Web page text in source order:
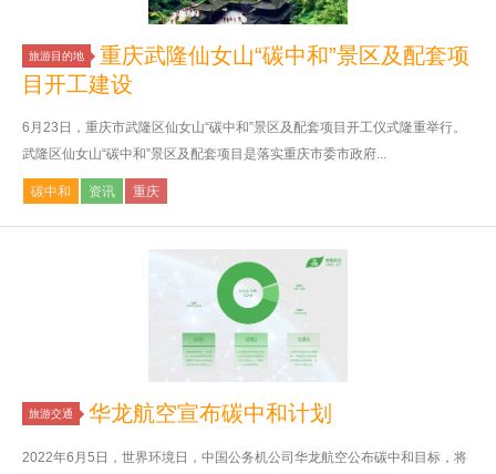
旅游目的地
重庆武隆仙女山“碳中和”景区及配套项
目开工建设
6月23日，重庆市武隆区仙女山“碳中和”景区及配套项目开工仪式隆重举行。
武隆区仙女山“碳中和”景区及配套项目是落实重庆市委市政府...
碳中和 资讯 重庆
旅游交通 华龙航空宣布碳中和计划
2022年6月5日，世界环境日，中国公务机公司华龙航空公布碳中和目标，将